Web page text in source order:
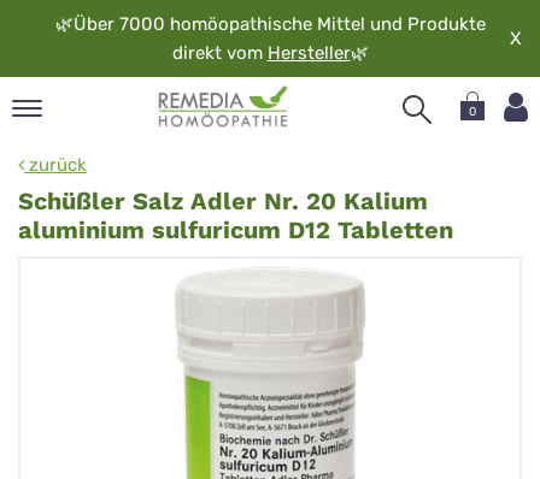
🌿Über 7000 homöopathische Mittel und Produkte
direkt vom Hersteller🌿
X
0
zurück
Schüßler Salz Adler Nr. 20 Kalium
aluminium sulfuricum D12 Tabletten